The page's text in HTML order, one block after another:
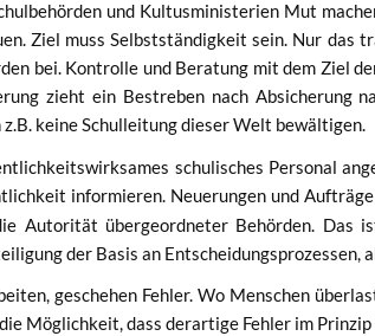
und Kul­tus­mi­nis­te­ri­en Mut
Ziel muss Selbst­stän­dig­keit sein. Nur
bei. Kon­trol­le und Bera­tung mit dem Ziel
zieht ein Bestre­ben nach Absi­che­rung
kei­ne Schul­lei­tung die­ser Welt bewältigen.
schu­li­sches Per­so­nal
infor­mie­ren. Neue­run­gen und
Auto­ri­tät über­ge­ord­ne­ter Behör­den. Das
der Basis an Ent­schei­dungs­pro­zes­sen,
gesche­hen Feh­ler. Wo Men­schen
Mög­lich­keit, dass der­ar­ti­ge Feh­ler im